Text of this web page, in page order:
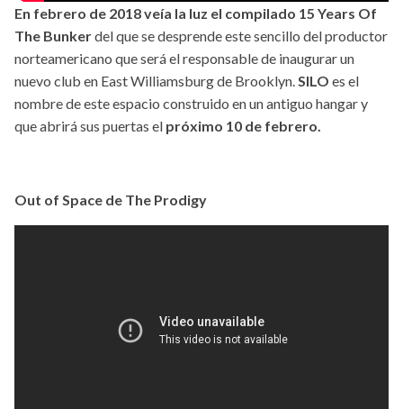
En febrero de 2018 veía la luz el compilado 15 Years Of
The Bunkerdel que se desprende este sencillo del productor
norteamericano que será el responsable de inaugurar un
nuevo club en East Williamsburg de Brooklyn.SILO es el
nombre de este espacio construido en un antiguo hangar y
que abrirá sus puertas el próximo 10 de febrero.
Out of Space de The Prodigy